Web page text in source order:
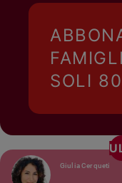
SOLI
Giulia Cerqueti